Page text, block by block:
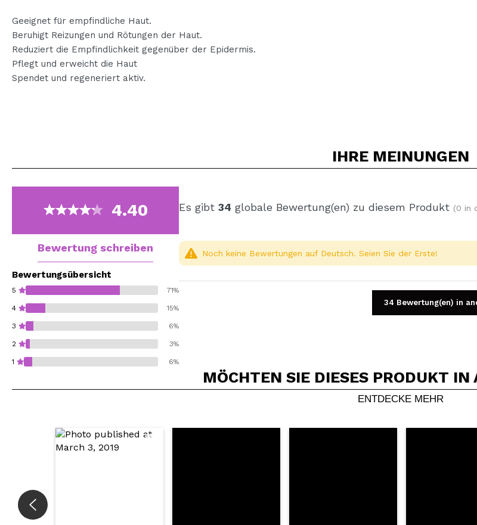
Geeignet für empfindliche Haut.
Beruhigt Reizungen und Rötungen der Haut.
Reduziert die Empfindlichkeit gegenüber der Epidermis.
Pflegt und erweicht die Haut
Spendet und regeneriert aktiv.
IHRE MEINUNGEN
4.40
Bewertung schreiben
Bewertungsübersicht
5 71%
4 15%
3 6%
2 3%
1 6%
Es gibt 34 globale Bewertung(en) zu diesem Produkt (0 in
Ein Video oder Foto teilen
Dein Video könnte das erste sein. Stell es dir vor...
Würden Sie diesen Kauf empfehlen? Ja Nein
Noch keine Bewertungen auf Deutsch. Seien Sie der Erste!
34 Bewertung(en) in
MÖCHTEN SIE DIESES PRODUKT
ENTDECKE MEHR